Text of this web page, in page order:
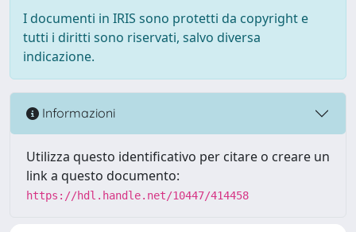
I documenti in IRIS sono protetti da copyright e
tutti i diritti sono riservati, salvo diversa
indicazione.
Informazioni
Utilizza questo identificativo per citare o creare un
link a questo documento:
https://hdl.handle.net/10447/414458